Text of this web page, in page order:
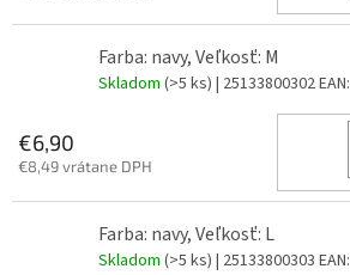
Farba: navy, Veľkosť: M
Skladom (>5 ks) | 25133800302EAN:
€6,90
€8,49 vrátane DPH
Farba: navy, Veľkosť: L
Skladom (>5 ks) | 25133800303 EAN: